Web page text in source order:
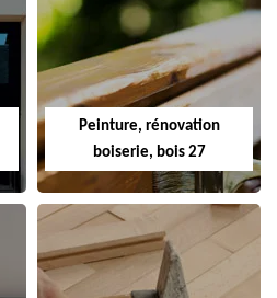
Peinture, rénovation
boiserie, bois 27